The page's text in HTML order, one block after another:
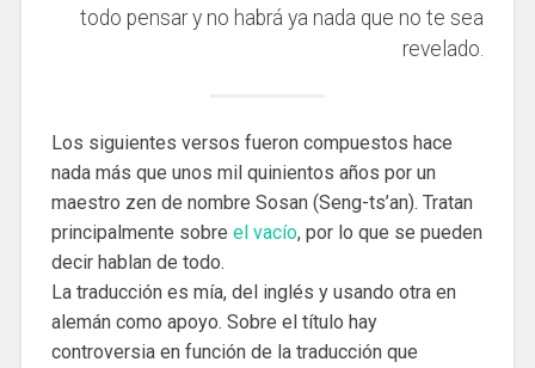
todo pensar y no habrá ya nada que no te sea
revelado.
Los siguientes versos fueron compuestos hace
nada más que unos mil quinientos años por un
maestro zen de nombre Sosan (Seng-ts’an). Tratan
principalmente sobre el vacío, por lo que se pueden
decir hablan de todo.
La traducción es mía, del inglés y usando otra en
alemán como apoyo. Sobre el título hay
controversia en función de la traducción que